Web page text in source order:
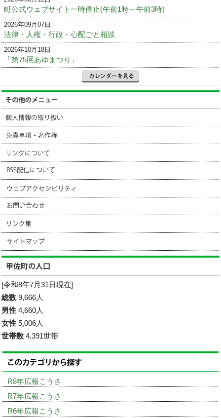
町公式ウェブサイト一時停止(午前1時～午前3時)
2026年09月07日
法律・人権・行政・心配ごと相談
2026年10月18日
「第75回あゆまつり」
[令和8年7月31日現在]
総数 9,666人
男性 4,660人
女性 5,006人
世帯数 4,391世帯
R8年広報こうさ
R7年広報こうさ
R6年広報こうさ